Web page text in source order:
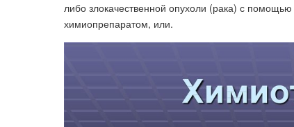
либо злокачественной опухоли (рака) с
химиопрепаратом, или.